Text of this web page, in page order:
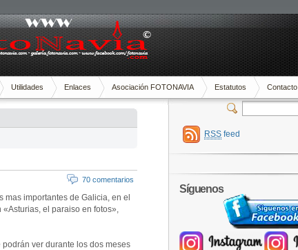
Utilidades Enlaces Asociación FOTONAVIA Estatutos Contacto
70 comentarios
importantes de Galicia, en el
el paraiso en fotos»,
ver durante los dos meses
RSS feed
Síguenos